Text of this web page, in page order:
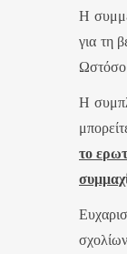
Η
για τη
Ωστόσο
Η
το